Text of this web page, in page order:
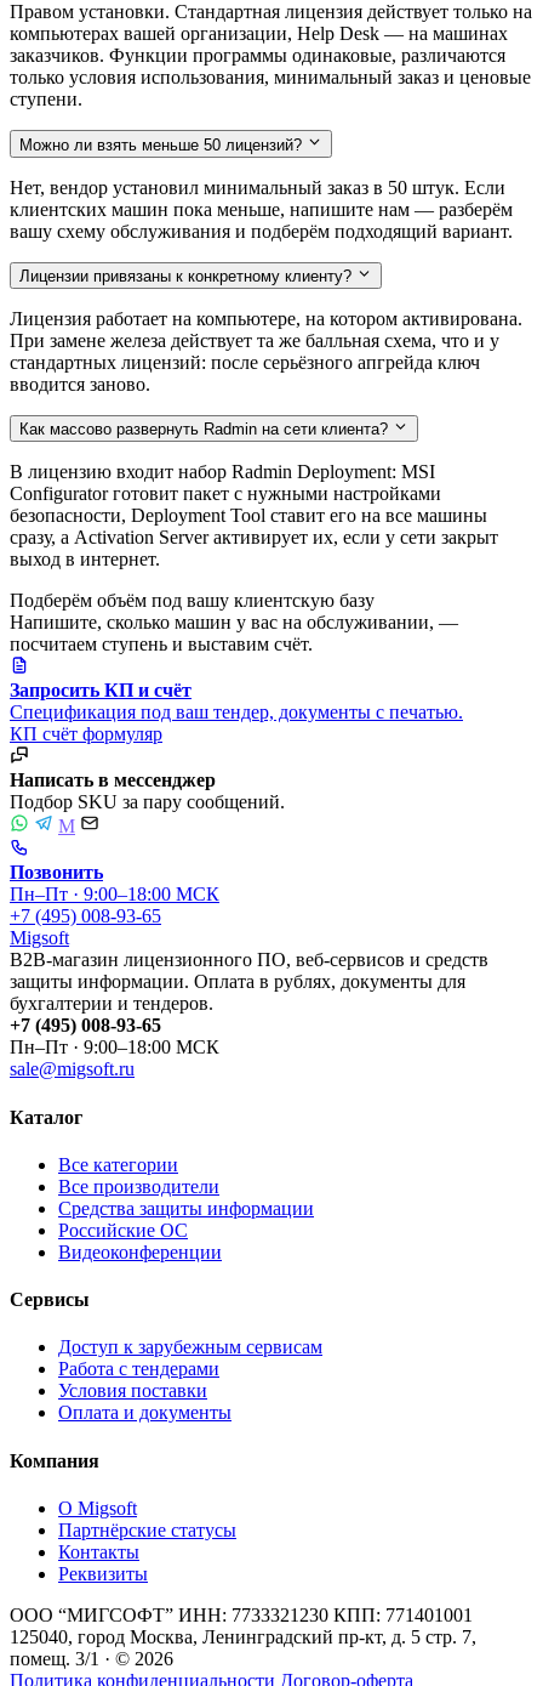
Правом установки. Стандартная лицензия действует только на
компьютерах вашей организации, Help Desk — на машинах
заказчиков. Функции программы одинаковые, различаются
только условия использования, минимальный заказ и ценовые
ступени.
Можно ли взять меньше 50 лицензий?
Нет, вендор установил минимальный заказ в 50 штук. Если
клиентских машин пока меньше, напишите нам — разберём
вашу схему обслуживания и подберём подходящий вариант.
Лицензии привязаны к конкретному клиенту?
Лицензия работает на компьютере, на котором активирована.
При замене железа действует та же балльная схема, что и у
стандартных лицензий: после серьёзного апгрейда ключ
вводится заново.
Как массово развернуть Radmin на сети клиента?
В лицензию входит набор Radmin Deployment: MSI
Configurator готовит пакет с нужными настройками
безопасности, Deployment Tool ставит его на все машины
сразу, а Activation Server активирует их, если у сети закрыт
выход в интернет.
Подберём объём под вашу клиентскую базу
Напишите, сколько машин у вас на обслуживании, —
посчитаем ступень и выставим счёт.
Запросить КП и счёт
Спецификация под ваш тендер, документы с печатью.
КП счёт формуляр
Написать в мессенджер
Подбор SKU за пару сообщений.
M
Позвонить
Пн–Пт · 9:00–18:00 МСК
+7 (495) 008-93-65
Migsoft
B2B-магазин лицензионного ПО, веб-сервисов и средств
защиты информации. Оплата в рублях, документы для
бухгалтерии и тендеров.
+7 (495) 008-93-65
Пн–Пт · 9:00–18:00 МСК
sale@migsoft.ru
Каталог
Все категории
Все производители
Средства защиты информации
Российские ОС
Видеоконференции
Сервисы
Доступ к зарубежным сервисам
Работа с тендерами
Условия поставки
Оплата и документы
Компания
О Migsoft
Партнёрские статусы
Контакты
Реквизиты
ООО “МИГСОФТ” ИНН: 7733321230 КПП: 771401001
125040, город Москва, Ленинградский пр-кт, д. 5 стр. 7,
помещ. 3/1 · © 2026
Политика конфиденциальности Договор-оферта